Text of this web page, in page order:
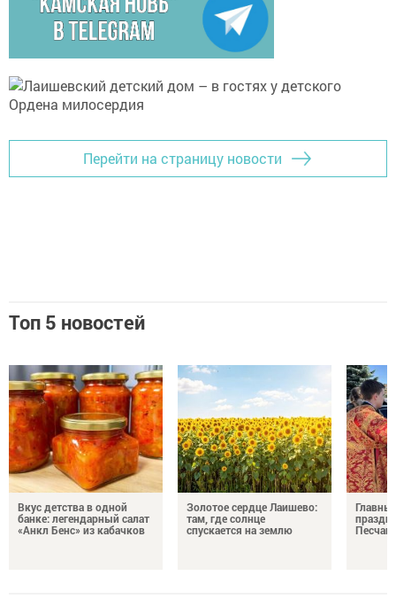
Перейти на страницу новости
Топ 5 новостей
Вкус детства в одной
банке: легендарный салат
«Анкл Бенс» из кабачков
Золотое сердце Лаишево:
там, где солнце
спускается на землю